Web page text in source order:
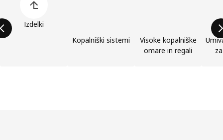
Izdelki
Kopalniški sistemi
Visoke kopalniške
omare in regali